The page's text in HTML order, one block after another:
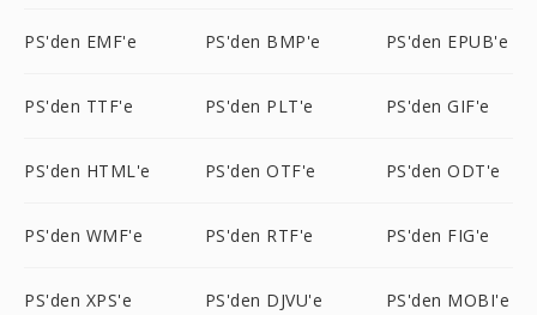
PS'den EMF'e PS'den BMP'e PS'den EPUB'e
PS'den TTF'e PS'den PLT'e PS'den GIF'e
PS'den HTML'e PS'den OTF'e PS'den ODT'e
PS'den WMF'e PS'den RTF'e PS'den FIG'e
PS'den XPS'e PS'den DJVU'e PS'den MOBI'e